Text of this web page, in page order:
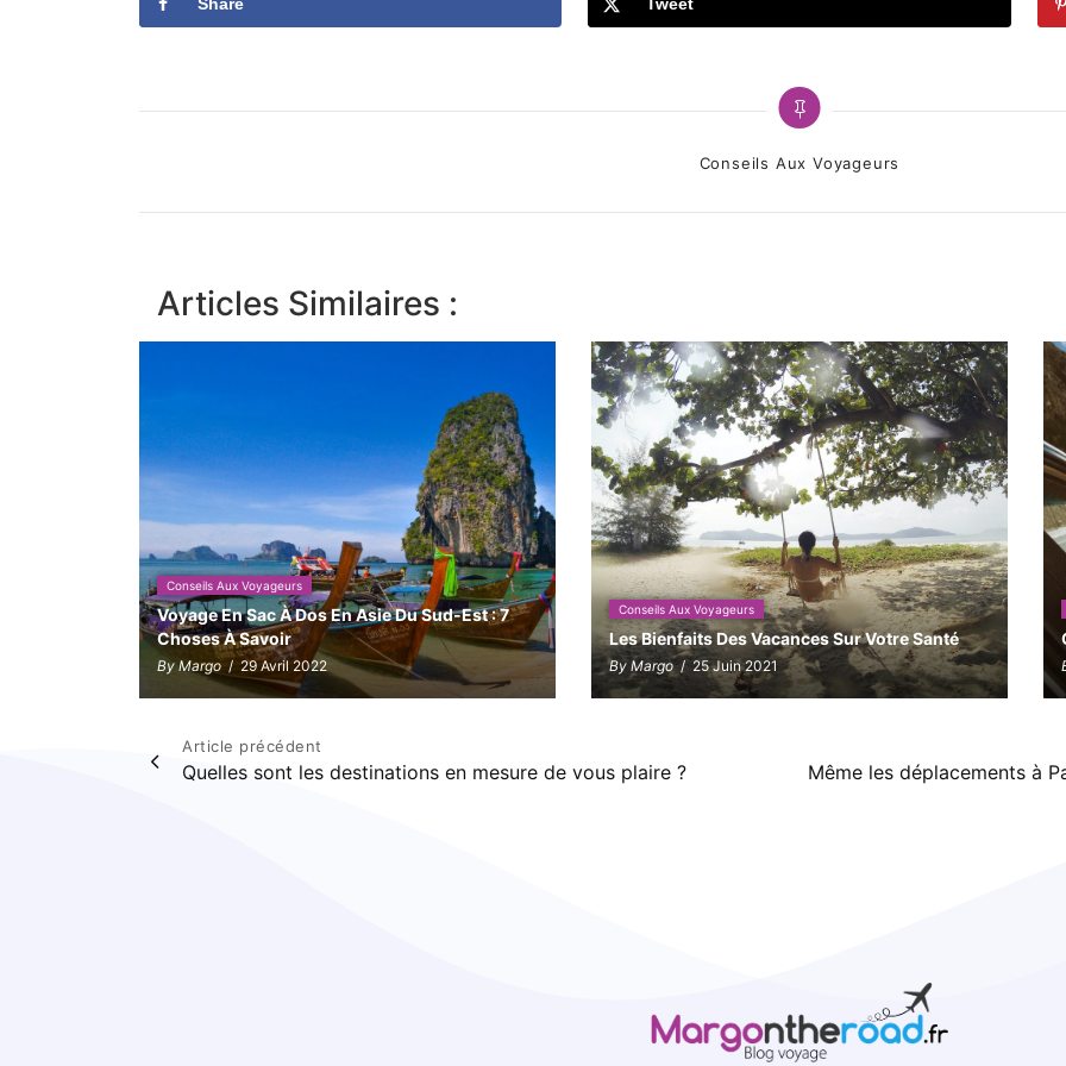
Share Tweet
Categories
Conseils Aux Voyageurs
Articles Similaires :
Conseils Aux Voyageurs
Voyage En Sac À Dos En Asie Du Sud-Est : 7
Choses À Savoir
By Margo / 29 Avril 2022
Conseils Aux Voyageurs
Les Bienfaits Des Vacances Sur Votre Santé
By Margo/ 25 Juin 2021
Navigation
Article précédent
Quelles sont les destinations en mesure de vous plaire ? Même les déplacements à